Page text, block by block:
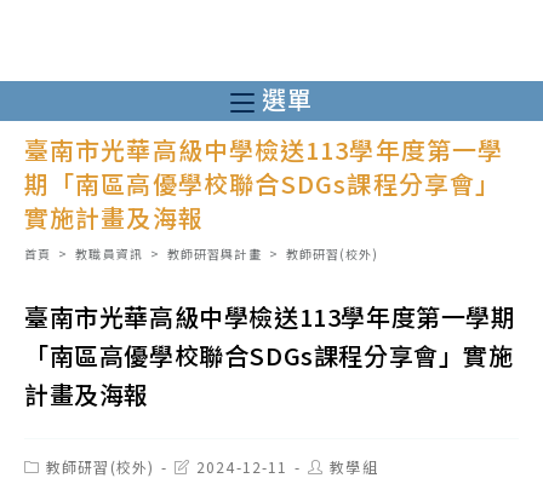
至
主
內
容
選單
臺南市光華高級中學檢送113學年度第一學
期「南區高優學校聯合SDGs課程分享會」
實施計畫及海報
首頁 > 教職員資訊 > 教師研習與計畫 > 教師研習(校外)
臺南市光華高級中學檢送113學年度第一學期
「南區高優學校聯合SDGs課程分享會」實施
計畫及海報
Post教師研習(校外)
Post2024-12-11
Post教學組